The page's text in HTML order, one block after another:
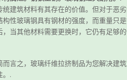
统建筑材料有其存在的价值。但对于恶
构性玻璃钢具有钢材的强度，而重量只
，当其他材料需要更换时，它仍有足够
而言之，玻璃纤维拉挤制品为您解决建
。.